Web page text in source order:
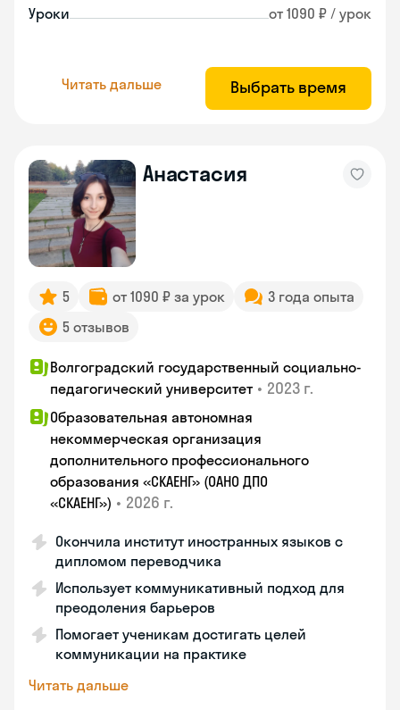
Уроки от 1090 ₽ / урок
Читать дальше Выбрать время
Анастасия
5 от 1090 ₽ за урок
3 года опыта
5 отзывов
Волгоградский государственный социально-
педагогический университет • 2023 г.
Образовательная автономная
некоммерческая организация
дополнительного профессионального
образования «СКАЕНГ» (ОАНО ДПО
«СКАЕНГ») • 2026 г.
Окончила институт иностранных языков с
дипломом переводчика
Использует коммуникативный подход для
преодоления барьеров
Помогает ученикам достигать целей
коммуникации на практике
Читать дальше